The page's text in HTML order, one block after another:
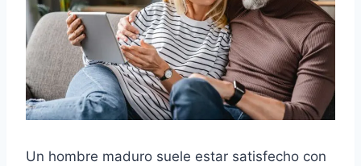
Un hombre maduro suele estar satisfecho con